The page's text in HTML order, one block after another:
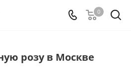
0
розу в Москве